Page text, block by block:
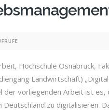
Hochschule Osnabrück,
Landwirtschaft)
der vorliegenden Arbeit ist
zu digitalisieren.